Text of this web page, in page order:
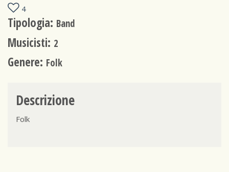
4
Tipologia: Band
Musicisti: 2
Genere: Folk
Descrizione
Folk